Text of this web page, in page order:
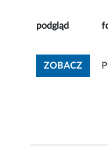
podgląd
ZOBACZ